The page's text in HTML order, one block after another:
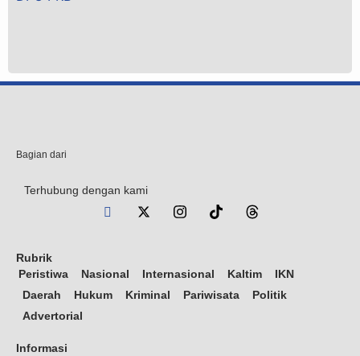
Bagian dari
Terhubung dengan kami
Rubrik
Peristiwa
Nasional Internasional Kaltim
IKN
Daerah
Hukum Kriminal Pariwisata
Politik
Advertorial
Informasi